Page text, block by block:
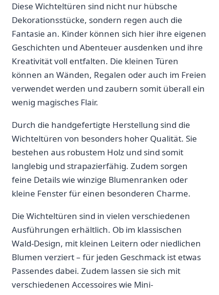
Diese Wichteltüren sind⁣ nicht nur hübsche
Dekorationsstücke, sondern regen auch die
‌Fantasie an.‍ Kinder können sich hier‌ ihre eigenen
Geschichten und Abenteuer ausdenken und ihre
⁣Kreativität voll entfalten. Die kleinen Türen
können an Wänden, Regalen ​oder auch im Freien
verwendet werden und zaubern somit ‌überall ein
wenig magisches Flair.
Durch die handgefertigte Herstellung sind die
Wichteltüren ⁤von besonders hoher⁢ Qualität. Sie
bestehen aus​ robustem Holz‌ und sind somit
langlebig und strapazierfähig. Zudem sorgen
feine Details wie winzige Blumenranken oder
kleine Fenster ⁤für‍ einen besonderen Charme.
Die Wichteltüren sind in vielen verschiedenen
‍Ausführungen erhältlich. Ob im klassischen
Wald-Design, mit ‌kleinen Leitern oder niedlichen
Blumen verziert – für jeden Geschmack ist etwas
Passendes⁤ dabei.⁢ Zudem lassen sie sich mit⁣
verschiedenen Accessoires wie Mini-